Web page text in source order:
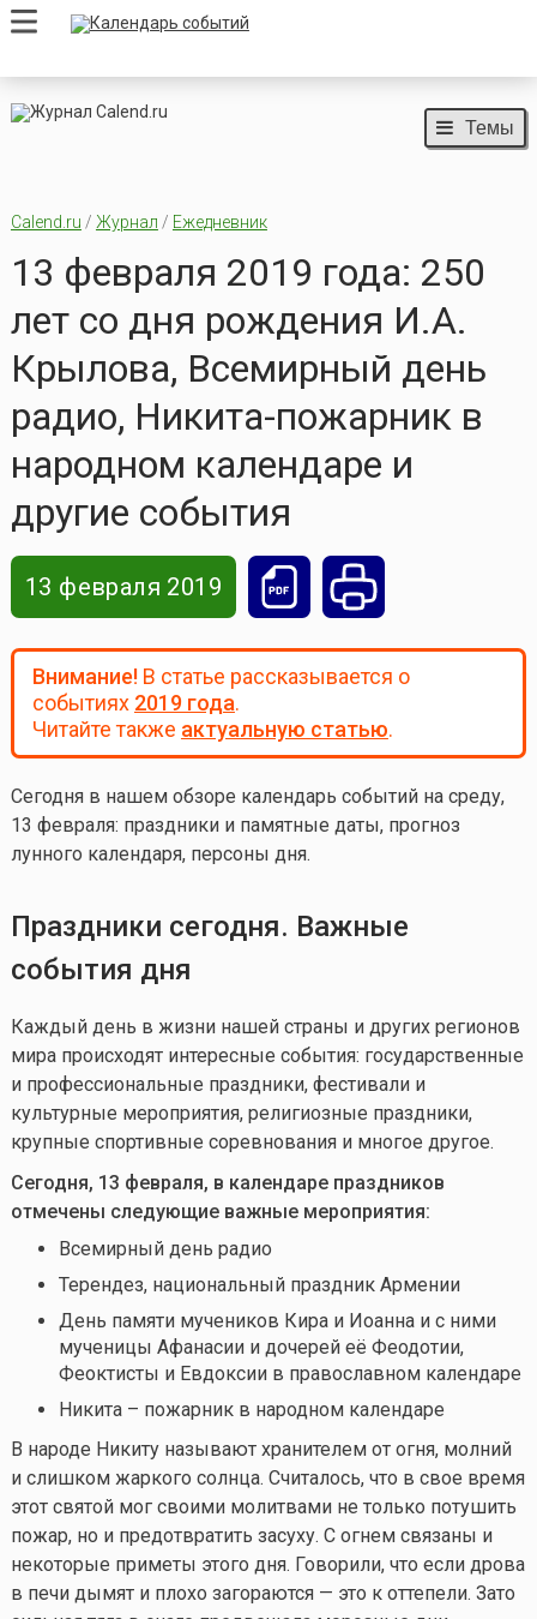
Темы
Calend.ru / Журнал / Ежедневник
13 февраля 2019 года: 250
лет со дня рождения И.А.
Крылова, Всемирный день
радио, Никита-пожарник в
народном календаре и
другие события
13 февраля 2019
Внимание!В статье рассказывается о
событиях 2019 года.
Читайте также актуальную статью.
Сегодня в нашем обзоре календарь событий на среду,
13 февраля: праздники и памятные даты, прогноз
лунного календаря, персоны дня.
Праздники сегодня. Важные
события дня
Каждый день в жизни нашей страны и других регионов
мира происходят интересные события: государственные
и профессиональные праздники, фестивали и
культурные мероприятия, религиозные праздники,
крупные спортивные соревнования и многое другое.
Сегодня, 13 февраля, в календаре праздников
отмечены следующие важные мероприятия:
Всемирный день радио
Терендез, национальный праздник Армении
День памяти мучеников Кира и Иоанна и с ними
мученицы Афанасии и дочерей её Феодотии,
Феоктисты и Евдоксии в православном календаре
Никита – пожарник в народном календаре
В народе Никиту называют хранителем от огня, молний
и слишком жаркого солнца. Считалось, что в свое время
этот святой мог своими молитвами не только потушить
пожар, но и предотвратить засуху. С огнем связаны и
некоторые приметы этого дня. Говорили, что если дрова
в печи дымят и плохо загораются — это к оттепели. Зато